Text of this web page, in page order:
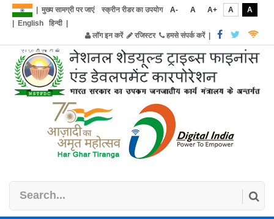
मुख्य सामग्री पर जाएं स्क्रीन रीडर का उपयोग A- A A+ A
A
English हिन्दी|
लॉग इन करें
रजिस्टर हमसे संपर्क करें|